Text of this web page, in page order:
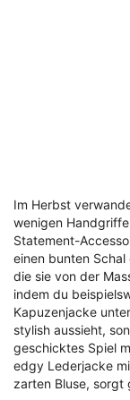
Im Herbst
wenigen
Statement-
einen bunten
die sie von der
indem du
Kapuzenjacke
stylish aussieht,
geschicktes Spiel
edgy Lederjacke
zarten Bluse, sorgt